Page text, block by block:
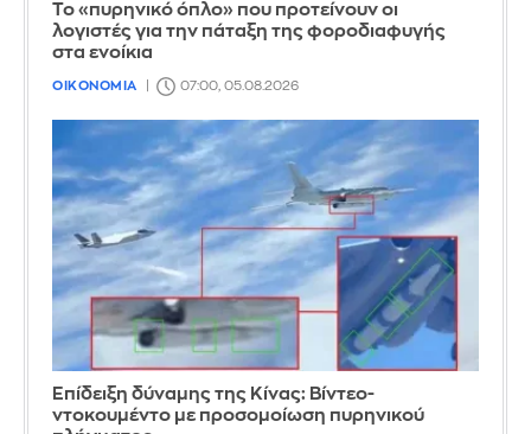
Το «πυρηνικό όπλο» που προτείνουν οι
λογιστές για την πάταξη της φοροδιαφυγής
στα ενοίκια
ΟΙΚΟΝΟΜΙΑ 07:00, 05.08.2026
Επίδειξη δύναμης της Κίνας: Βίντεο-
ντοκουμέντο με προσομοίωση πυρηνικού